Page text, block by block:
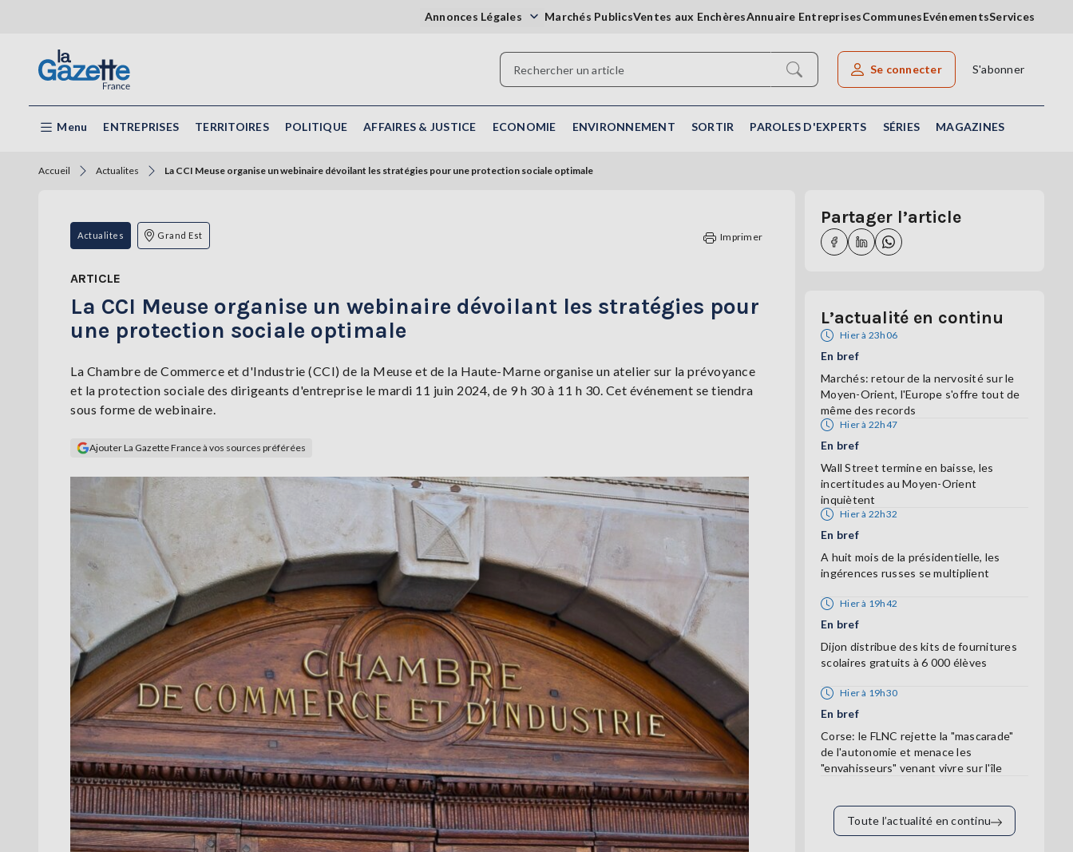
Annonces Légales Marchés PublicsVentes aux EnchèresAnnuaire EntreprisesCommunesEvénementsServices
Rechercher un article
Se connecter S'abonner
Menu ENTREPRISES TERRITOIRES POLITIQUE AFFAIRES & JUSTICE ECONOMIE ENVIRONNEMENT SORTIR PAROLES D'EXPERTS SÉRIES MAGAZINES
Accueil Actualites La CCI Meuse organise un webinaire dévoilant les stratégies pour une protection sociale optimale
Actualites Grand Est Imprimer
ARTICLE
La CCI Meuse organise un webinaire dévoilant les stratégies pour
une protection sociale optimale
La Chambre de Commerce et d'Industrie (CCI) de la Meuse et de la Haute-Marne organise un atelier sur la prévoyance
et la protection sociale des dirigeants d'entreprise le mardi 11 juin 2024, de 9 h 30 à 11 h 30. Cet événement se tiendra
sous forme de webinaire.
Ajouter La Gazette France à vos sources préférées
Partager l’article
L’actualité en continu
Hier à 23h06
En bref
Marchés: retour de la nervosité sur le
Moyen-Orient, l'Europe s'offre tout de
même des records
Hier à 22h47
En bref
Wall Street termine en baisse, les
incertitudes au Moyen-Orient
inquiètent
Hier à 22h32
En bref
A huit mois de la présidentielle, les
ingérences russes se multiplient
Hier à 19h42
En bref
Dijon distribue des kits de fournitures
scolaires gratuits à 6 000 élèves
Hier à 19h30
En bref
Corse: le FLNC rejette la "mascarade"
de l'autonomie et menace les
"envahisseurs" venant vivre sur l'île
Toute l’actualité en continu